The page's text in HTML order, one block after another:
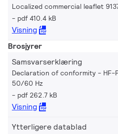
Localized commercial leaflet
pdf 410.4 kB
Visning
Brosjyrer
Samsvarserklæring
Declaration of conformity - HF-
50/60 Hz
pdf 262.7 kB
Visning
Ytterligere datablad